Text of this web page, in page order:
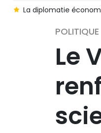
La diplomatie
POLITIQUE
Le